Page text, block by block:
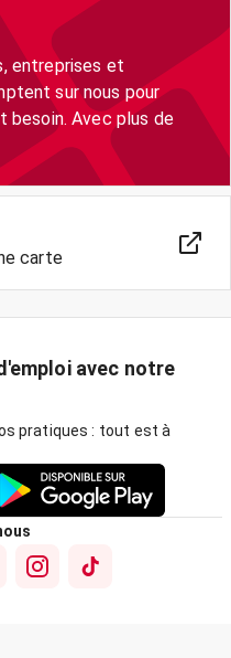
entreprises et
sur nous pour
Avec plus de
carte
avec notre
pratiques : tout est à